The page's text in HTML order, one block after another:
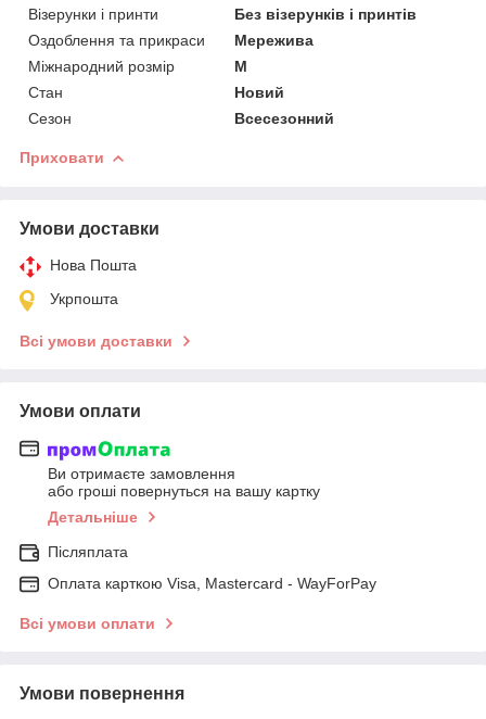
Візерунки і принти
Без візерунків і принтів
Оздоблення та прикраси
Мережива
Міжнародний розмір
M
Стан
Новий
Сезон
Всесезонний
Приховати
Умови доставки
Нова Пошта
Укрпошта
Всі умови доставки
Умови оплати
Ви отримаєте замовлення
або гроші повернуться на вашу картку
Детальніше
Післяплата
Оплата карткою Visa, Mastercard - WayForPay
Всі умови оплати
Умови повернення